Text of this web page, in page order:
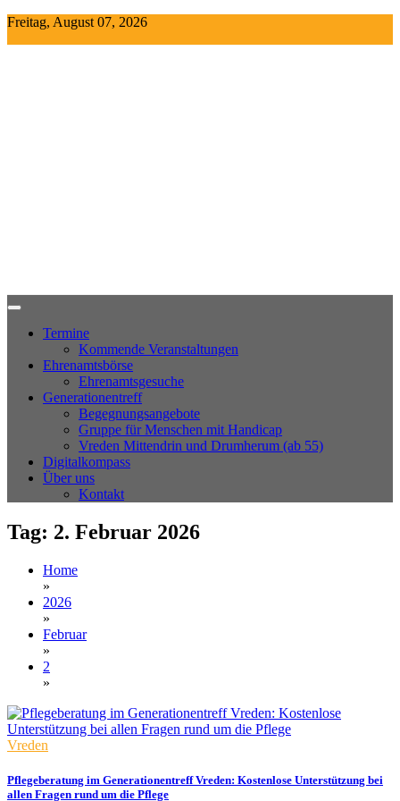
Skip
Freitag, August 07, 2026
Termine
Kommende Veranstaltungen
Ehrenamtsbörse
Ehrenamtsgesuche
Generationentreff
Begegnungsangebote
Gruppe für Menschen mit Handicap
Vreden Mittendrin und Drumherum (ab 55)
Digitalkompass
Über uns
Kontakt
Tag: 2. Februar 2026
Home
»
2026
»
Februar
»
2
»
Vreden
Pflegeberatung im Generationentreff Vreden: Kostenlose Unterstützung bei
allen Fragen rund um die Pflege